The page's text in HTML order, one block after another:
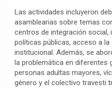
Las actividades incluyeron
asamblearias sobre temas
centros de integración social,
políticas públicas, acceso a la
institucional. Además, se
la problemática en diferentes
personas adultas mayores,
género y el colectivo travesti